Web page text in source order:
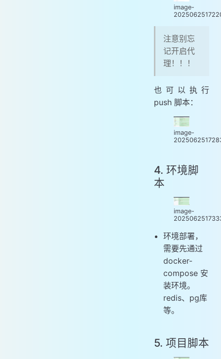
image-
注意别忘
记开启代
理！！！
也可以执行
push 脚本：
image-
4. 环境脚
本
image-
环境部署，
需要先通过
docker-
compose 安
装环境。
redis、pg库
等。
5. 项目脚本